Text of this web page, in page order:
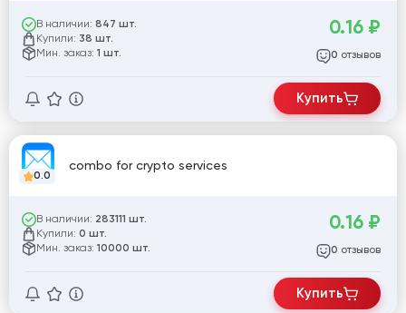
В наличии: 847 шт.
Купили: 38 шт.
Мин. заказ: 1 шт.
0.16 ₽
0 отзывов
Купить
0.0
combo for crypto services
В наличии: 283111 шт.
Купили: 0 шт.
Мин. заказ: 10000 шт.
0.16 ₽
0 отзывов
Купить